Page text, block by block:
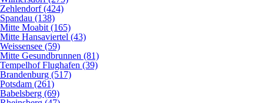
Zehlendorf (424)
Spandau (138)
Mitte Moabit (165)
Mitte Hansaviertel (43)
Weissensee (59)
Mitte Gesundbrunnen (81)
Tempelhof Flughafen (39)
Brandenburg (517)
Potsdam (261)
Babelsberg (69)